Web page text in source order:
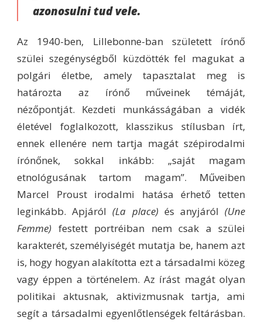
azonosulni tud vele.
Az 1940-ben, Lillebonne-ban született írónő
szülei szegénységből küzdötték fel magukat a
polgári életbe, amely tapasztalat meg is
határozta az írónő műveinek témáját,
nézőpontját. Kezdeti munkásságában a vidék
életével foglalkozott, klasszikus stílusban írt,
ennek ellenére nem tartja magát szépirodalmi
írónőnek, sokkal inkább: „saját magam
etnológusának tartom magam”. Műveiben
Marcel Proust irodalmi hatása érhető tetten
leginkább. Apjáról(La place)és anyjáról(Une
Femme) festett portréiban nem csak a szülei
karakterét, személyiségét mutatja be, hanem azt
is, hogy hogyan alakította ezt a társadalmi közeg
vagy éppen a történelem. Az írást magát olyan
politikai aktusnak, aktivizmusnak tartja, ami
segít a társadalmi egyenlőtlenségek feltárásban.